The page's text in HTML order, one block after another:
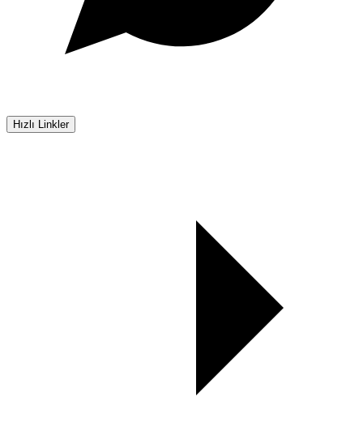
Hızlı Linkler